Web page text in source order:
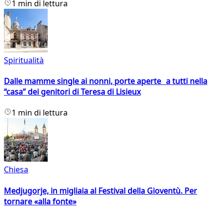
1 min di lettura
Spiritualità
Dalle mamme single ai nonni, porte aperte a tutti nella
“casa” dei genitori di Teresa di Lisieux
1 min di lettura
Chiesa
Medjugorje, in migliaia al Festival della Gioventù. Per
tornare «alla fonte»